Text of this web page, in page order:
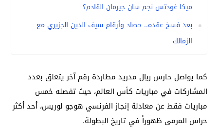
ميكا غودتس نجم سان جيرمان القادم؟
بعد فسخ عقده.. حصاد وأرقام سيف الدين الجزيري مع
الزمالك
كما يواصل حارس ريال مدريد مطاردة رقم آخر يتعلق بعدد
المشاركات في مباريات كأس العالم، حيث تفصله خمس
مباريات فقط عن معادلة إنجاز الفرنسي هوجو لوريس، أحد أكثر
حراس المرمى ظهوراً في تاريخ البطولة.